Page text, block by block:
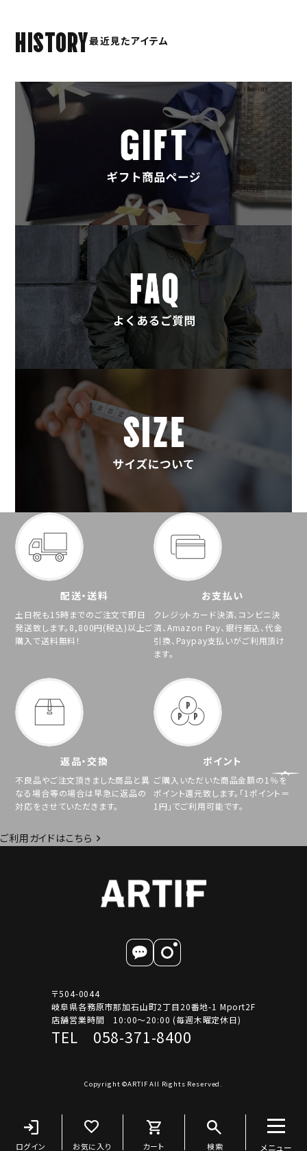
HISTORY最近見たアイテム
配送・送料
土日祝も15時までのご注文で即日
発送致します。8,800円(税込)以上ご
購入で送料無料！
お支払い
クレジットカード決済、コンビニ決
済、Amazon Pay、銀行振込、代金
引換、Paypay支払いがご利用頂け
ます。
返品・交換
不良品やご注文頂きました商品と異
なる場合等の場合は早急に返品の
対応をさせていただきます。
ポイント
ご購入いただいた商品金額の1％を
ポイント還元致します。「1ポイント＝
1円」でご利用可能です。
ご利用ガイドはこちら
〒504-0044
岐阜県各務原市那加石山町2丁目20番地-1 Mport2F
店舗営業時間 10:00～20:00 (毎週木曜定休日)
TEL 058-371-8400
Copyright ©ARTIF All Rights Reserved.